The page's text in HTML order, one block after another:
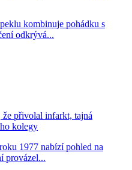
kombinuje pohádku s
odkrývá...
že přivolal infarkt, tajná
kolegy
1977 nabízí pohled na
provázel...